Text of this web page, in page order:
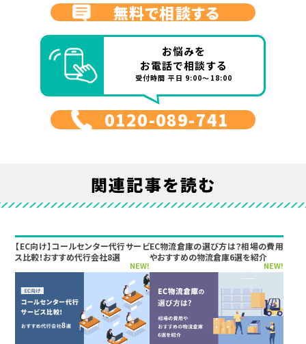
無料で相談する
お悩みを
お電話で相談する
受付時間 平日 9:00～18:00
0120-089-741
関連記事を読む
【EC向け】コールセンター代行サービ
ス比較！おすすめ代行会社8選
NEW!
EC物流倉庫の選び方は？相場の費用
やおすすめの物流倉庫6選を紹介
NEW!